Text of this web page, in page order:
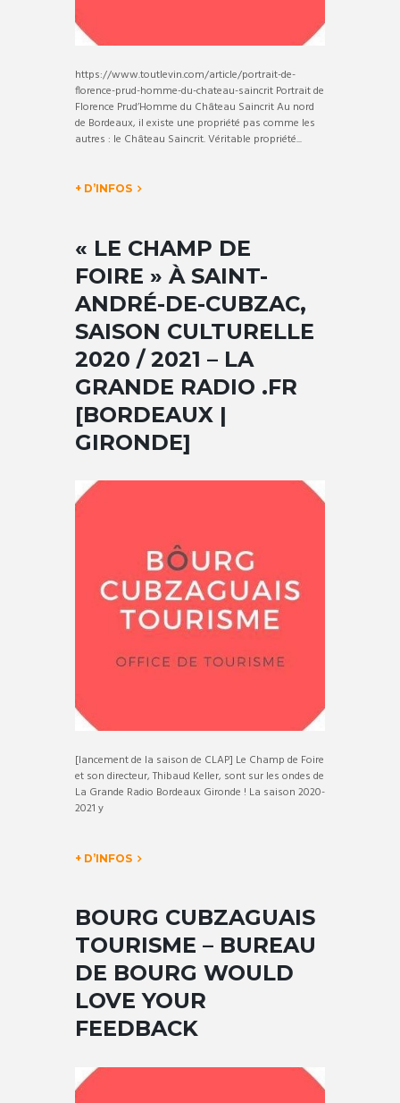
https://www.toutlevin.com/article/portrait-de-
florence-prud-homme-du-chateau-saincrit Portrait de
Florence Prud’Homme du Château Saincrit Au nord
de Bordeaux, il existe une propriété pas comme les
autres : le Château Saincrit. Véritable propriété...
+ D’INFOS
« LE CHAMP DE
FOIRE » À SAINT-
ANDRÉ-DE-CUBZAC,
SAISON CULTURELLE
2020 / 2021 – LA
GRANDE RADIO .FR
[BORDEAUX |
GIRONDE]
[lancement de la saison de CLAP] Le Champ de Foire
et son directeur, Thibaud Keller, sont sur les ondes de
La Grande Radio Bordeaux Gironde ! La saison 2020-
2021 y
+ D’INFOS
BOURG CUBZAGUAIS
TOURISME – BUREAU
DE BOURG WOULD
LOVE YOUR
FEEDBACK